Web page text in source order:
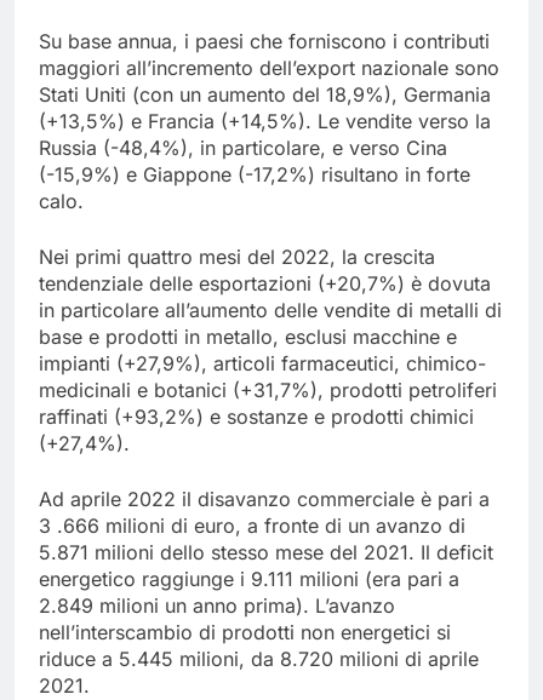
Su base annua, i paesi che forniscono i contributi
maggiori all’incremento dell’export nazionale sono
Stati Uniti (con un aumento del 18,9%), Germania
(+13,5%) e Francia (+14,5%). Le vendite verso la
Russia (-48,4%), in particolare, e verso Cina
(-15,9%) e Giappone (-17,2%) risultano in forte
calo.
Nei primi quattro mesi del 2022, la crescita
tendenziale delle esportazioni (+20,7%) è dovuta
in particolare all’aumento delle vendite di metalli di
base e prodotti in metallo, esclusi macchine e
impianti (+27,9%), articoli farmaceutici, chimico-
medicinali e botanici (+31,7%), prodotti petroliferi
raffinati (+93,2%) e sostanze e prodotti chimici
(+27,4%).
Ad aprile 2022 il disavanzo commerciale è pari a
3 .666 milioni di euro, a fronte di un avanzo di
5.871 milioni dello stesso mese del 2021. Il deficit
energetico raggiunge i 9.111 milioni (era pari a
2.849 milioni un anno prima). L’avanzo
nell’interscambio di prodotti non energetici si
riduce a 5.445 milioni, da 8.720 milioni di aprile
2021.